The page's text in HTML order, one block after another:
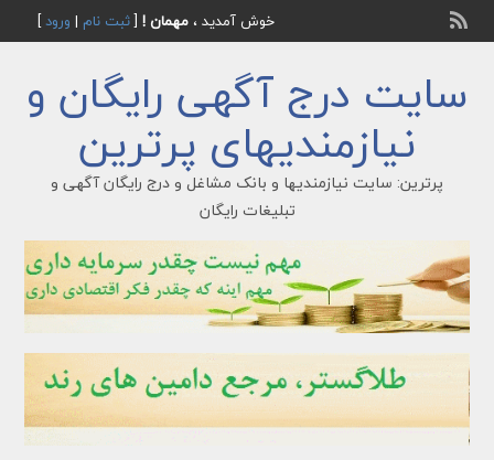
خوش آمدید ، مهمان ![ثبت نام | ورود]
سایت درج آگهی رایگان و
نیازمندیهای پرترین
پرترین: سایت نیازمندیها و بانک مشاغل و درج رایگان آگهی و
تبلیغات رایگان